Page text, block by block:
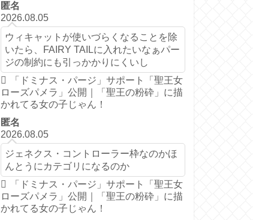
匿名
2026.08.05
ウィキャットが使いづらくなることを除
いたら、FAIRY TAILに入れたいなぁパー
ジの制約にも引っかかりにくいし
「ドミナス・パージ」サポート「聖王女
ローズパメラ」公開｜「聖王の粉砕」に描
かれてる女の子じゃん！
匿名
2026.08.05
ジェネクス・コントローラー枠なのかほ
んとうにカテゴリになるのか
「ドミナス・パージ」サポート「聖王女
ローズパメラ」公開｜「聖王の粉砕」に描
かれてる女の子じゃん！